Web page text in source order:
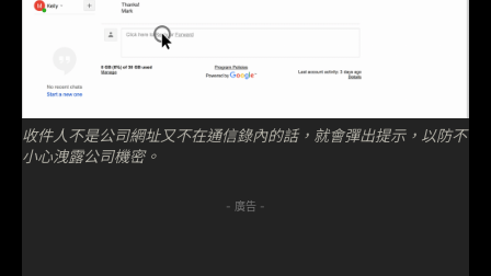
收件人不是公司網址又不在通信錄內的話，就會彈出提示，以防不
小心洩露公司機密。
- 廣告 -